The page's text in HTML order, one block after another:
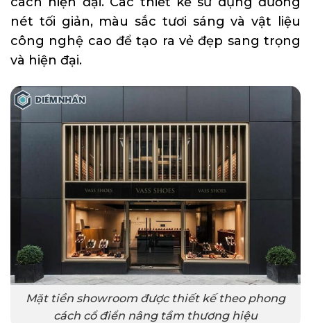
nét tối giản, màu sắc tươi sáng và vật liệu
công nghệ cao để tạo ra vẻ đẹp sang trọng
và hiện đại.
Mặt tiền showroom được thiết kế theo phong
cách cổ điển nâng tầm thương hiệu